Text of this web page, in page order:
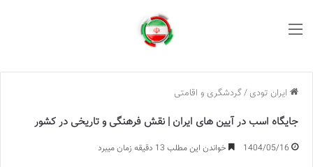
ایران تودی /گردشگری و اقامتی
جایگاه اسب در آیین های ایران | نقش فرهنگی و تاریخی در کشور
1404/05/16 خواندن این مطلب 13 دقیقه زمان میبرد